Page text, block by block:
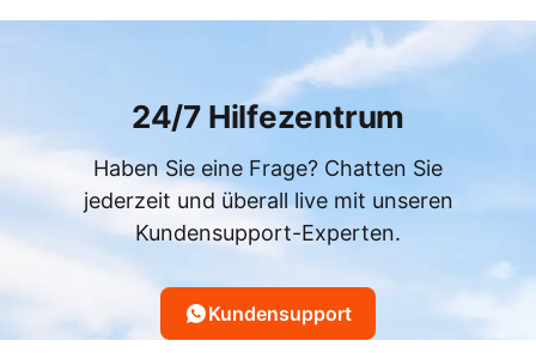
24/7 Hilfezentrum
Haben Sie eine Frage? Chatten Sie
jederzeit und überall live mit unseren
Kundensupport-Experten.
Kundensupport